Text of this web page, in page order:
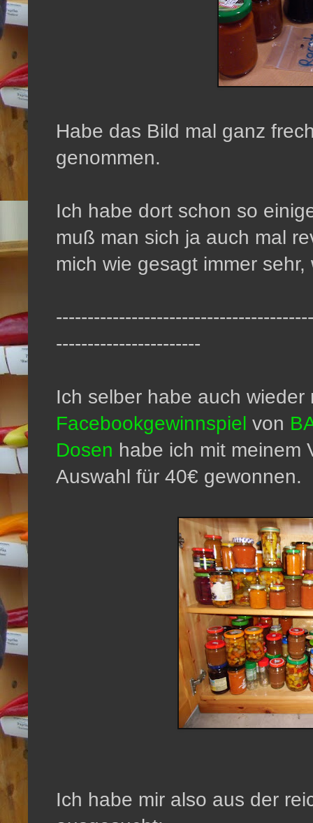
Habe das Bild mal ganz
genommen.
Ich habe dort schon so
muß man sich ja auch mal
mich wie gesagt immer
-----------------------
Ich selber habe auch
Facebookgewinnspiel von
Dosen habe ich mit meinem
Auswahl für 40€ gewonnen.
Ich habe mir also aus der